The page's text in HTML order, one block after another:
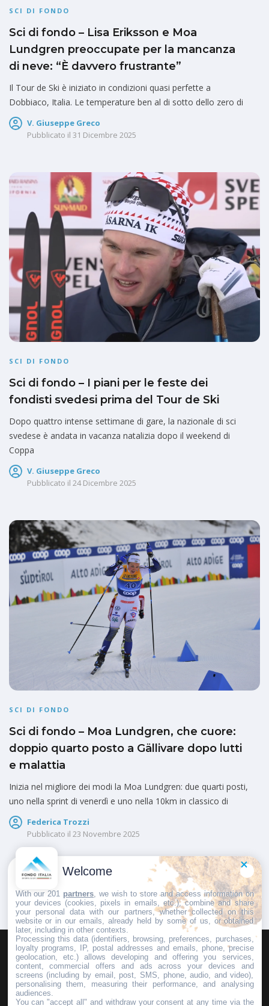
SCI DI FONDO
Sci di fondo – Lisa Eriksson e Moa
Lundgren preoccupate per la mancanza
di neve: “È davvero frustrante”
Il Tour de Ski è iniziato in condizioni quasi perfette a
Dobbiaco, Italia. Le temperature ben al di sotto dello zero di
V. Giuseppe Greco
Pubblicato il 31 Dicembre 2025
SCI DI FONDO
Sci di fondo – I piani per le feste dei
fondisti svedesi prima del Tour de Ski
Dopo quattro intense settimane di gare, la nazionale di sci
svedese è andata in vacanza natalizia dopo il weekend di
Coppa
V. Giuseppe Greco
Pubblicato il 24 Dicembre 2025
SCI DI FONDO
Sci di fondo – Moa Lundgren, che cuore:
doppio quarto posto a Gällivare dopo lutti
e malattia
Inizia nel migliore dei modi la Moa Lundgren: due quarti posti,
uno nella sprint di venerdì e uno nella 10km in classico di
Federica Trozzi
Pubblicato il 23 Novembre 2025
HOMEPAGEREDAZIONEINVIA UN COMUNICATO STAMPA
PUBBLICITÀSCRIVI AL DIRETTORE
Welcome
With our 201 partners , we wish to store and access information on
your devices (cookies, pixels in emails, etc.), combine and share
your personal data with our partners, whether collected on this
website or in our emails, already held by some of us, or obtained
later, including in other contexts.
Processing this data (identifiers, browsing, preferences, purchases,
loyalty programs, IP, postal addresses and emails, phone, precise
geolocation, etc.) allows developing and offering you services,
content, commercial offers and ads across your devices and
screens (including by email, post, SMS, phone, audio, and video),
personalising them, measuring their performance, and analysing
audiences.
You can "accept all" and withdraw your consent at any time via the